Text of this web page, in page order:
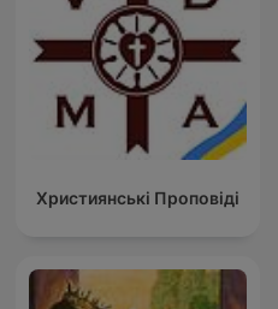
Християнські Проповіді